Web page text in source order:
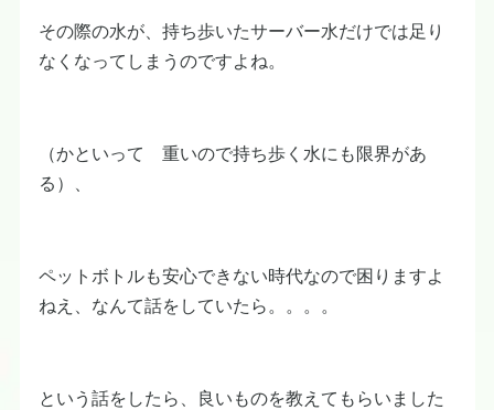
その際の水が、持ち歩いたサーバー水だけでは足り
なくなってしまうのですよね。
（かといって 重いので持ち歩く水にも限界があ
る）、
ペットボトルも安心できない時代なので困りますよ
ねえ、なんて話をしていたら。。。。
という話をしたら、良いものを教えてもらいました